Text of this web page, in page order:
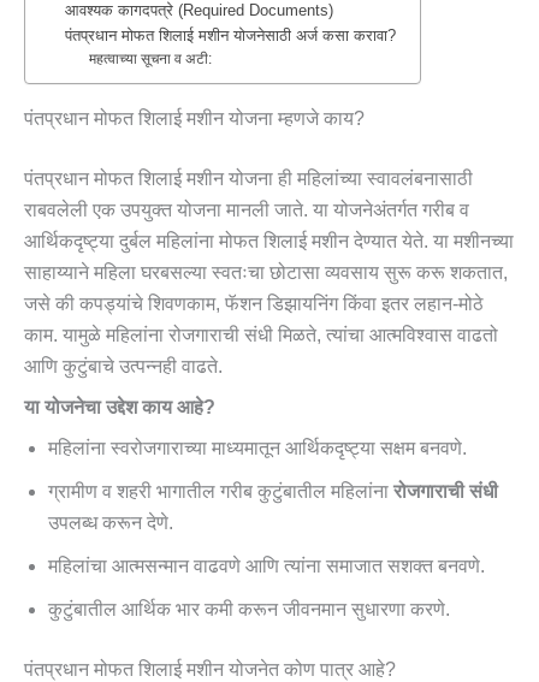
आवश्यक कागदपत्रे (Required Documents)
पंतप्रधान मोफत शिलाई मशीन योजनेसाठी अर्ज कसा करावा?
महत्वाच्या सूचना व अटी:
पंतप्रधान मोफत शिलाई मशीन योजना म्हणजे काय?
पंतप्रधान मोफत शिलाई मशीन योजना ही महिलांच्या स्वावलंबनासाठी
राबवलेली एक उपयुक्त योजना मानली जाते. या योजनेअंतर्गत गरीब व
आर्थिकदृष्ट्या दुर्बल महिलांना मोफत शिलाई मशीन देण्यात येते. या मशीनच्या
साहाय्याने महिला घरबसल्या स्वतःचा छोटासा व्यवसाय सुरू करू शकतात,
जसे की कपड्यांचे शिवणकाम, फॅशन डिझायनिंग किंवा इतर लहान-मोठे
काम. यामुळे महिलांना रोजगाराची संधी मिळते, त्यांचा आत्मविश्वास वाढतो
आणि कुटुंबाचे उत्पन्नही वाढते.
या योजनेचा उद्देश काय आहे?
महिलांना स्वरोजगाराच्या माध्यमातून आर्थिकदृष्ट्या सक्षम बनवणे.
ग्रामीण व शहरी भागातील गरीब कुटुंबातील महिलांना रोजगाराची संधी
उपलब्ध करून देणे.
महिलांचा आत्मसन्मान वाढवणे आणि त्यांना समाजात सशक्त बनवणे.
कुटुंबातील आर्थिक भार कमी करून जीवनमान सुधारणा करणे.
पंतप्रधान मोफत शिलाई मशीन योजनेत कोण पात्र आहे?